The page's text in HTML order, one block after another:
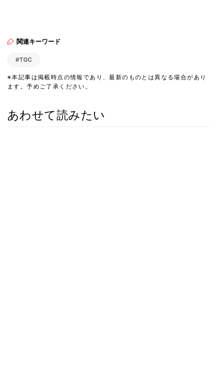
関連キーワード
#TGC
※本記事は掲載時点の情報であり、最新のものとは異なる場合があり
ます。予めご了承ください。
あわせて読みたい